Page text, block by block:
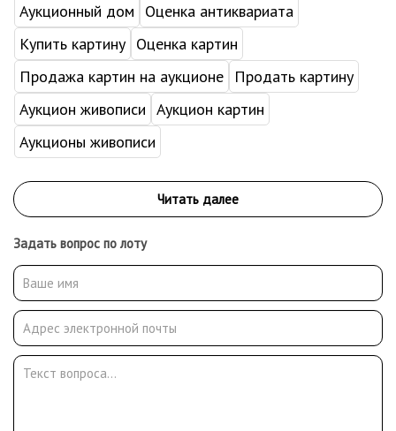
Аукционный дом
Оценка антиквариата
Купить картину Оценка картин
Продажа картин на аукционе
Продать картину
Аукцион живописи Аукцион картин
Аукционы живописи
Задать вопрос по лоту